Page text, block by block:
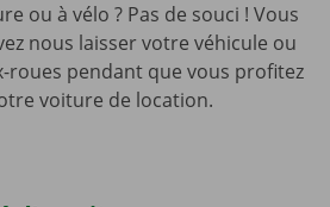
ou à vélo ? Pas de souci ! Vous
nous laisser votre véhicule ou
roues pendant que vous profitez
voiture de location.